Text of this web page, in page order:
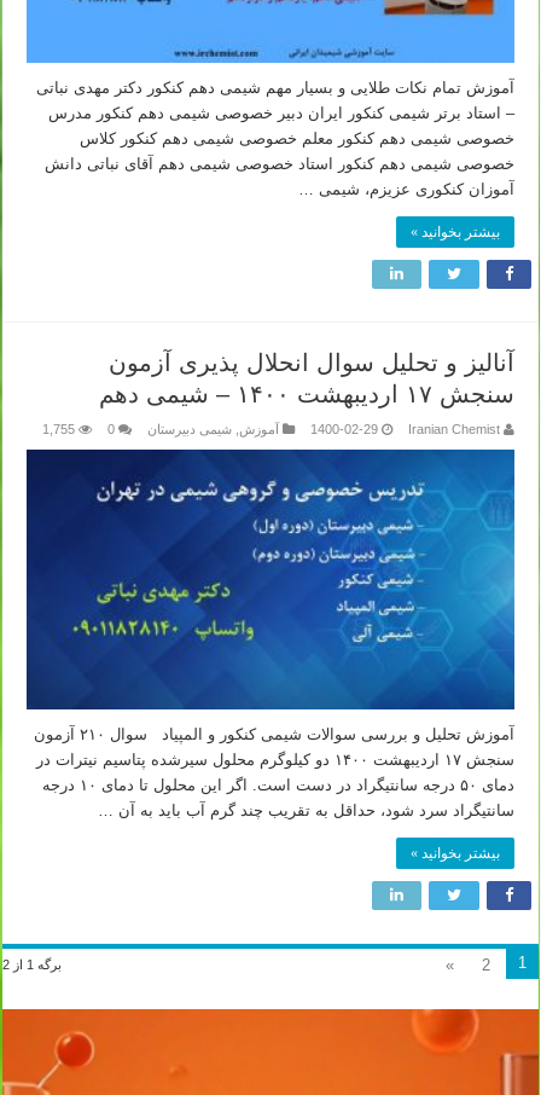
آموزش تمام نکات طلایی و بسیار مهم شیمی دهم کنکور دکتر مهدی نباتی
– استاد برتر شیمی کنکور ایران دبیر خصوصی شیمی دهم کنکور مدرس
خصوصی شیمی دهم کنکور معلم خصوصی شیمی دهم کنکور کلاس
خصوصی شیمی دهم کنکور استاد خصوصی شیمی دهم آقای نباتی دانش
آموزان کنکوری عزیزم، شیمی …
بیشتر بخوانید »
آنالیز و تحلیل سوال انحلال پذیری آزمون
سنجش ۱۷ اردیبهشت ۱۴۰۰ – شیمی دهم
Iranian Chemist
1400-02-29 آموزش شیمی دبیرستان 0
1,755
آموزش تحلیل و بررسی سوالات شیمی کنکور و المپیاد سوال ۲۱۰ آزمون
سنجش ۱۷ اردیبهشت ۱۴۰۰ دو کیلوگرم محلول سیرشده پتاسیم نیترات در
دمای ۵۰ درجه سانتیگراد در دست است. اگر این محلول تا دمای ۱۰ درجه
سانتیگراد سرد شود، حداقل به تقریب چند گرم آب باید به آن …
بیشتر بخوانید »
برگه 1 از 2 1
2
»